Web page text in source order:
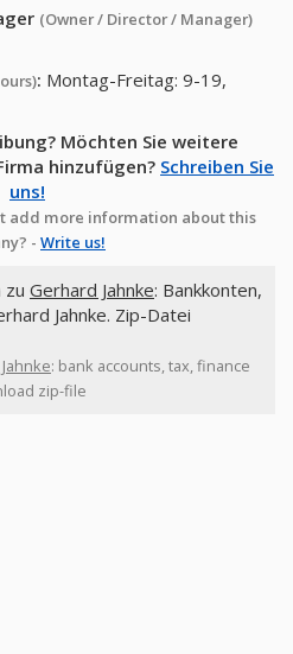
(Owner / Director / Manager)
: Montag-Freitag: 9-19,
Möchten Sie weitere
hinzufügen? Schreiben Sie
uns!
add more information about this
- Write us!
zu Gerhard Jahnke: Bankkonten,
Jahnke. Zip-Datei
: bank accounts, tax, finance
zip-file